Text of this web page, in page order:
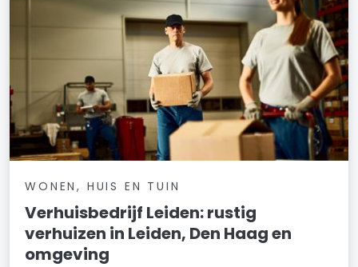
WONEN, HUIS EN TUIN
Verhuisbedrijf Leiden: rustig
verhuizen in Leiden, Den Haag en
omgeving